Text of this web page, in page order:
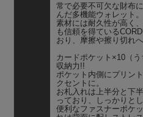
常で必要不可欠な財布
んだ多機能ウォレット。
素材には耐久性が高く
も信頼を得ている
おり、摩擦や擦り切れ
カードポケット×10（
収納力!!
ポケット内側にプリン
クセントに。
お札入れは上半分と下
っており、しっかりと
便利なファスナーポケ